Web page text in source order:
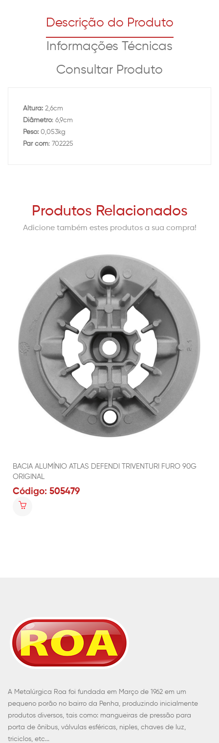
Descrição do Produto
Informações Técnicas
Consultar Produto
Altura: 2,6cm
Diâmetro: 6,9cm
Peso: 0,053kg
Par com: 702225
Produtos Relacionados
Adicione também estes produtos a sua compra!
BACIA ALUMÍNIO ATLAS DEFENDI TRIVENTURI FURO 90G
ORIGINAL
Código: 505479
A Metalúrgica Roa foi fundada em Março de 1962 em um
pequeno porão no bairro da Penha, produzindo inicialmente
produtos diversos, tais como: mangueiras de pressão para
porta de ônibus, válvulas esféricas, niples, chaves de luz,
triciclos, etc...